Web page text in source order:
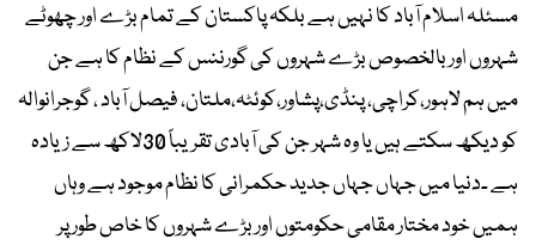
مسئلہ اسلام آباد کا نہیں ہے بلکہ پاکستان کے تمام بڑے اور چھوٹے
شہروں اور بالخصوص بڑے شہروں کی گورننس کے نظام کا ہے جن
میں ہم لاہور،کراچی، پنڈی،پشاور،کوئٹہ،ملتان، فیصل آباد ، گوجرانوالہ
کو دیکھ سکتے ہیں یا وہ شہر جن کی آبادی تقریباً 30لاکھ سے زیادہ
ہے ۔دنیا میں جہاں جہاں جدید حکمرانی کا نظام موجود ہے وہاں
ہمیں خود مختار مقامی حکومتوں اور بڑے شہروں کا خاص طور پر